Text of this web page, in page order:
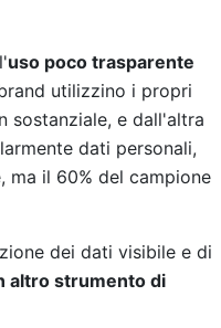
uso poco trasparente
utilizzino i propri
sostanziale, e dall'altra
dati personali,
ma il 60% del campione
dei dati visibile e di
altro strumento di